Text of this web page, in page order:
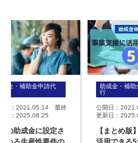
成金・補助金申請代
日：2021.05.14 最終
日：2025.08.25
の助成金に設定さ
助成金・補助
行
公開日：
更新日：
【まとめ版